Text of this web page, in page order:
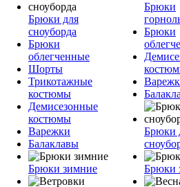
Брюки для
сноуборда
Брюки
облегченные
Шорты
Трикотажные
костюмы
Демисезонные
костюмы
Варежки
Балаклавы
Брюки зимние
Брюки
Брюки
Брюки
Брюки